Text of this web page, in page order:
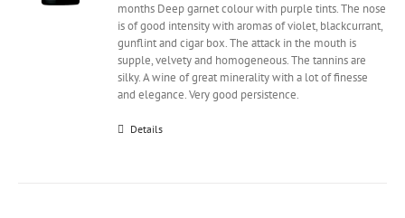
months Deep garnet colour with purple tints. The nose
is of good intensity with aromas of violet, blackcurrant,
gunflint and cigar box. The attack in the mouth is
supple, velvety and homogeneous. The tannins are
silky. A wine of great minerality with a lot of finesse
and elegance. Very good persistence.
Details